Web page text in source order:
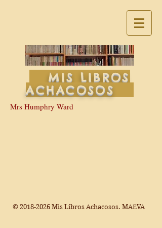
MIS LIBROS
ACHACOSOS
Mrs Humphry Ward
© 2018-2026 Mis Libros Achacosos. MAEVA